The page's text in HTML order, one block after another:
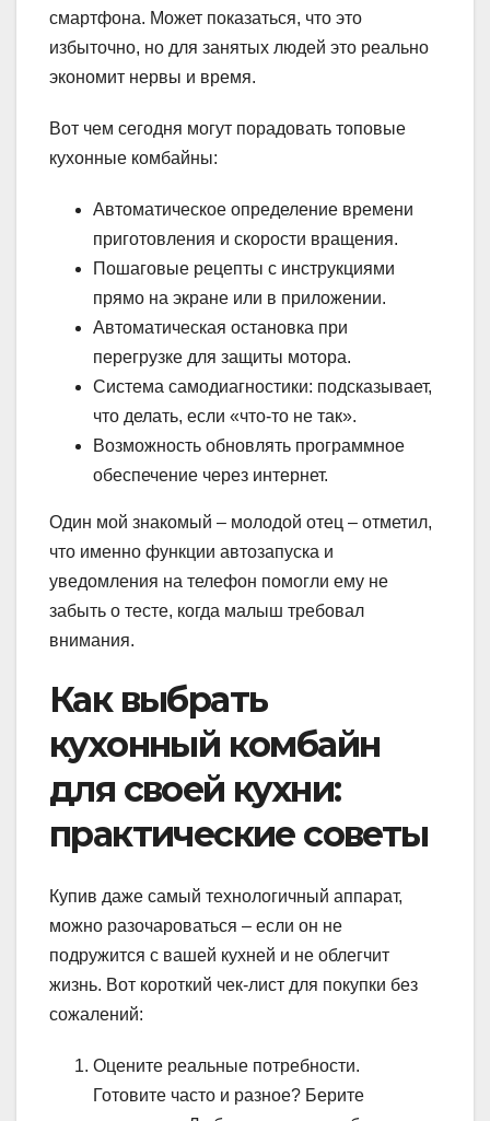
смартфона. Может показаться, что это
избыточно, но для занятых людей это реально
экономит нервы и время.
Вот чем сегодня могут порадовать топовые
кухонные комбайны:
Автоматическое определение времени
приготовления и скорости вращения.
Пошаговые рецепты с инструкциями
прямо на экране или в приложении.
Автоматическая остановка при
перегрузке для защиты мотора.
Система самодиагностики: подсказывает,
что делать, если «что-то не так».
Возможность обновлять программное
обеспечение через интернет.
Один мой знакомый – молодой отец – отметил,
что именно функции автозапуска и
уведомления на телефон помогли ему не
забыть о тесте, когда малыш требовал
внимания.
Как выбрать
кухонный комбайн
для своей кухни:
практические советы
Купив даже самый технологичный аппарат,
можно разочароваться – если он не
подружится с вашей кухней и не облегчит
жизнь. Вот короткий чек-лист для покупки без
сожалений:
Оцените реальные потребности.
Готовите часто и разное? Берите